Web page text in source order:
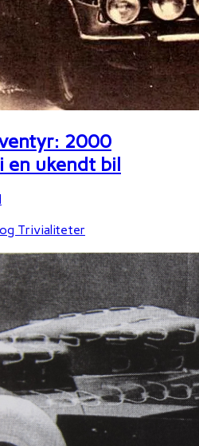
2000
en ukendt bil
Trivialiteter